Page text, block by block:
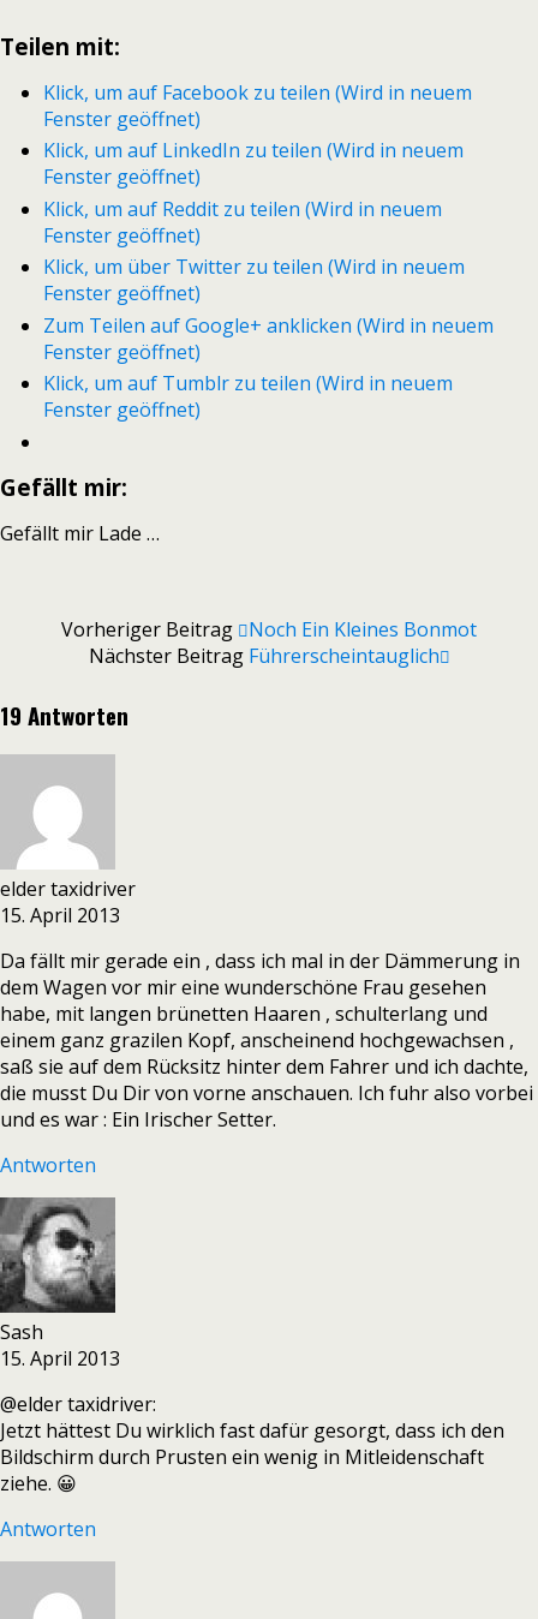
Teilen mit:
Klick, um auf Facebook zu teilen (Wird in neuem
Fenster geöffnet)
Klick, um auf LinkedIn zu teilen (Wird in neuem
Fenster geöffnet)
Klick, um auf Reddit zu teilen (Wird in neuem
Fenster geöffnet)
Klick, um über Twitter zu teilen (Wird in neuem
Fenster geöffnet)
Zum Teilen auf Google+ anklicken (Wird in neuem
Fenster geöffnet)
Klick, um auf Tumblr zu teilen (Wird in neuem
Fenster geöffnet)
Gefällt mir:
Gefällt mir Lade …
Vorheriger Beitrag
Noch Ein Kleines Bonmot
Nächster Beitrag Führerscheintauglich
19 Antworten
elder taxidriver
15. April 2013
Da fällt mir gerade ein , dass ich mal in der Dämmerung in
dem Wagen vor mir eine wunderschöne Frau gesehen
habe, mit langen brünetten Haaren , schulterlang und
einem ganz grazilen Kopf, anscheinend hochgewachsen ,
saß sie auf dem Rücksitz hinter dem Fahrer und ich dachte,
die musst Du Dir von vorne anschauen. Ich fuhr also vorbei
und es war : Ein Irischer Setter.
Antworten
Sash
15. April 2013
@elder taxidriver:
Jetzt hättest Du wirklich fast dafür gesorgt, dass ich den
Bildschirm durch Prusten ein wenig in Mitleidenschaft
ziehe. 😀
Antworten